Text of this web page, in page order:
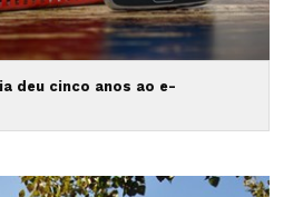
deu cinco anos ao e-